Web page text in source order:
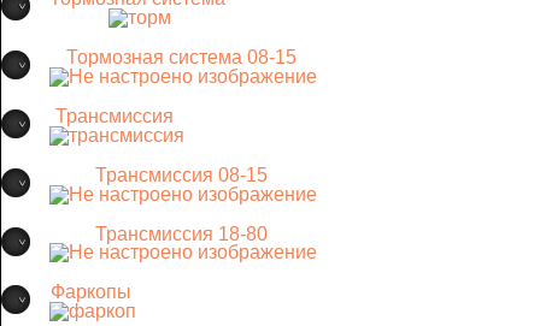
Тормозная система 08-15
Трансмиссия
Трансмиссия 08-15
Трансмиссия 18-80
Фаркопы